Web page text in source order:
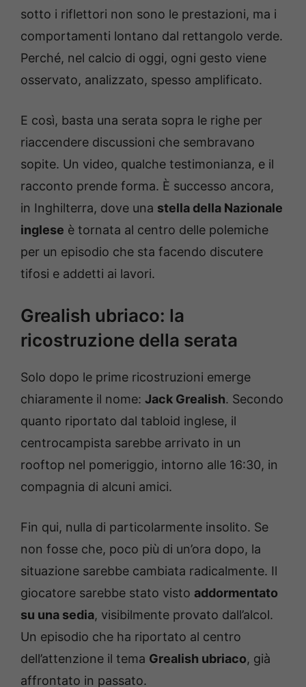
sotto i riflettori non sono le prestazioni, ma i
comportamenti lontano dal rettangolo verde.
Perché, nel calcio di oggi, ogni gesto viene
osservato, analizzato, spesso amplificato.
E così, basta una serata sopra le righe per
riaccendere discussioni che sembravano
sopite. Un video, qualche testimonianza, e il
racconto prende forma. È successo ancora,
in Inghilterra, dove una stella della Nazionale
inglese è tornata al centro delle polemiche
per un episodio che sta facendo discutere
tifosi e addetti ai lavori.
Grealish ubriaco: la
ricostruzione della serata
Solo dopo le prime ricostruzioni emerge
chiaramente il nome: Jack Grealish. Secondo
quanto riportato dal tabloid inglese, il
centrocampista sarebbe arrivato in un
rooftop nel pomeriggio, intorno alle 16:30, in
compagnia di alcuni amici.
Fin qui, nulla di particolarmente insolito. Se
non fosse che, poco più di un’ora dopo, la
situazione sarebbe cambiata radicalmente. Il
giocatore sarebbe stato visto addormentato
su una sedia, visibilmente provato dall’alcol.
Un episodio che ha riportato al centro
dell’attenzione il tema Grealish ubriaco, già
affrontato in passato.